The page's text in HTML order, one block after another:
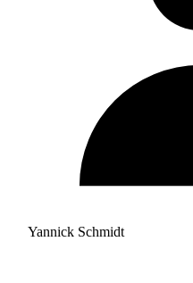
Yannick Schmidt